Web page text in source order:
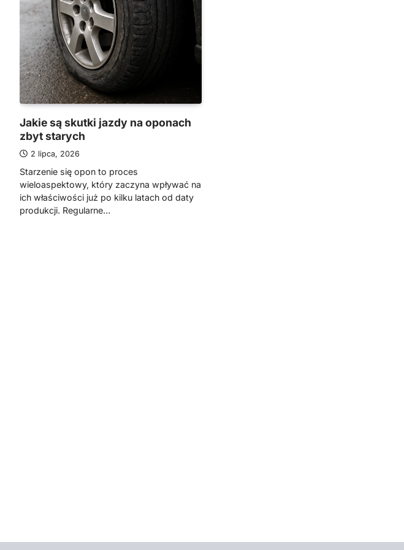
Jakie są skutki jazdy na oponach
zbyt starych
2 lipca, 2026
Starzenie się opon to proces
wieloaspektowy, który zaczyna wpływać na
ich właściwości już po kilku latach od daty
produkcji. Regularne…